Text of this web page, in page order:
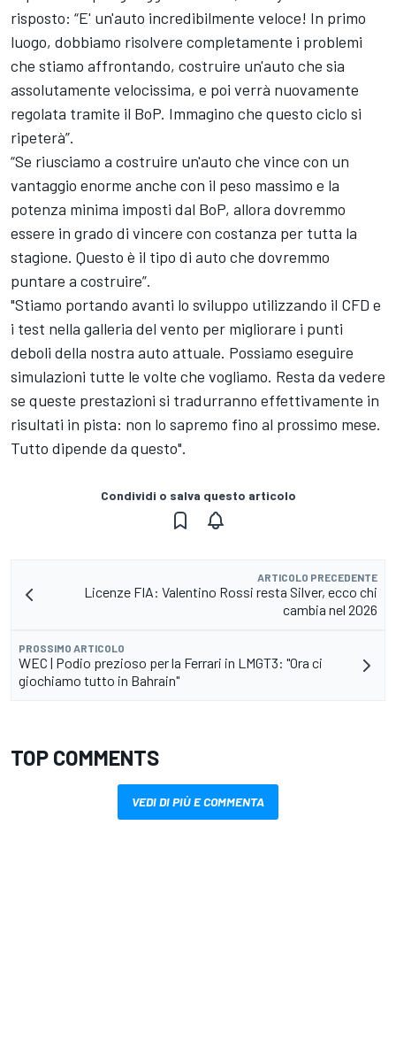
risposto: “E' un'auto incredibilmente veloce! In primo
luogo, dobbiamo risolvere completamente i problemi
che stiamo affrontando, costruire un'auto che sia
assolutamente velocissima, e poi verrà nuovamente
regolata tramite il BoP. Immagino che questo ciclo si
ripeterà”.
“Se riusciamo a costruire un'auto che vince con un
vantaggio enorme anche con il peso massimo e la
potenza minima imposti dal BoP, allora dovremmo
essere in grado di vincere con costanza per tutta la
stagione. Questo è il tipo di auto che dovremmo
puntare a costruire”.
"Stiamo portando avanti lo sviluppo utilizzando il CFD e
i test nella galleria del vento per migliorare i punti
deboli della nostra auto attuale. Possiamo eseguire
simulazioni tutte le volte che vogliamo. Resta da vedere
se queste prestazioni si tradurranno effettivamente in
risultati in pista: non lo sapremo fino al prossimo mese.
Tutto dipende da questo".
Condividi o salva questo articolo
ARTICOLO PRECEDENTE
Licenze FIA: Valentino Rossi resta Silver, ecco chi
cambia nel 2026
PROSSIMO ARTICOLO
WEC | Podio prezioso per la Ferrari in LMGT3: "Ora ci
giochiamo tutto in Bahrain"
TOP COMMENTS
VEDI DI PIÙ E COMMENTA